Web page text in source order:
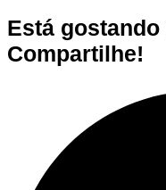
Está
Compartilhe!